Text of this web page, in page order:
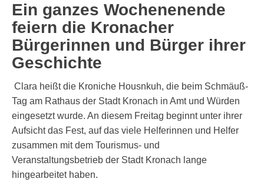
Ein ganzes Wochenenende
feiern die Kronacher
Bürgerinnen und Bürger ihrer
Geschichte
Clara heißt die Kroniche Housnkuh, die beim Schmäuß-
Tag am Rathaus der Stadt Kronach in Amt und Würden
eingesetzt wurde. An diesem Freitag beginnt unter ihrer
Aufsicht das Fest, auf das viele Helferinnen und Helfer
zusammen mit dem Tourismus- und
Veranstaltungsbetrieb der Stadt Kronach lange
hingearbeitet haben.